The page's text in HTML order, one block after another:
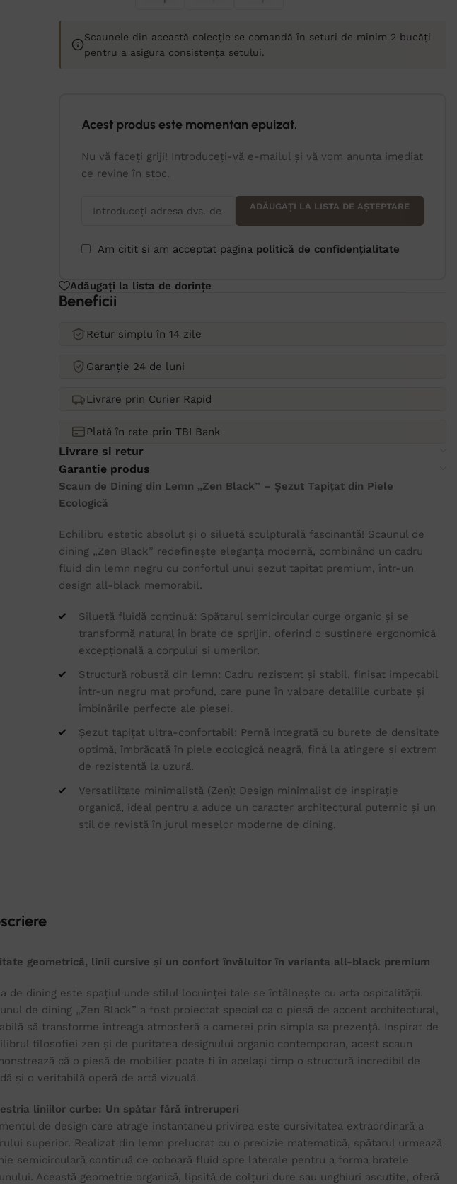
Scaunele din această colecție se comandă în seturi de minim 2 bucăți
pentru a asigura consistența setului.
Acest produs este momentan epuizat.
Nu vă faceți griji! Introduceți-vă e-mailul și vă vom anunța imediat
ce revine în stoc.
ADĂUGAȚI LA LISTA DE AȘTEPTARE
Am citit si am acceptat pagina politică de confidențialitate
Adăugați la lista de dorințe
Beneficii
Retur simplu în 14 zile
Garanție 24 de luni
Livrare prin Curier Rapid
Plată în rate prin TBI Bank
Livrare si retur
Garantie produs
Scaun de Dining din Lemn „Zen Black” – Șezut Tapițat din Piele
Ecologică
Echilibru estetic absolut și o siluetă sculpturală fascinantă! Scaunul de
dining „Zen Black” redefinește eleganța modernă, combinând un cadru
fluid din lemn negru cu confortul unui șezut tapițat premium, într-un
design all-black memorabil.
Siluetă fluidă continuă: Spătarul semicircular curge organic și se
transformă natural în brațe de sprijin, oferind o susținere ergonomică
excepțională a corpului și umerilor.
Structură robustă din lemn: Cadru rezistent și stabil, finisat impecabil
într-un negru mat profund, care pune în valoare detaliile curbate și
îmbinările perfecte ale piesei.
Șezut tapițat ultra-confortabil: Pernă integrată cu burete de densitate
optimă, îmbrăcată în piele ecologică neagră, fină la atingere și extrem
de rezistentă la uzură.
Versatilitate minimalistă (Zen): Design minimalist de inspirație
organică, ideal pentru a aduce un caracter architectural puternic și un
stil de revistă în jurul meselor moderne de dining.
geometrică, linii cursive și un confort învăluitor în varianta all-black premium
de dining este spațiul unde stilul locuinței tale se întâlnește cu arta ospitalității.
de dining „Zen Black” a fost proiectat special ca o piesă de accent architectural,
să transforme întreaga atmosferă a camerei prin simpla sa prezență. Inspirat de
filosofiei zen și de puritatea designului organic contemporan, acest scaun
că o piesă de mobilier poate fi în același timp o structură incredibil de
și o veritabilă operă de artă vizuală.
liniilor curbe: Un spătar fără întreruperi
de design care atrage instantaneu privirea este cursivitatea extraordinară a
superior. Realizat din lemn prelucrat cu o precizie matematică, spătarul urmează
semicirculară continuă ce coboară fluid spre laterale pentru a forma brațele
Această geometrie organică, lipsită de colțuri dure sau unghiuri ascuțite, oferă